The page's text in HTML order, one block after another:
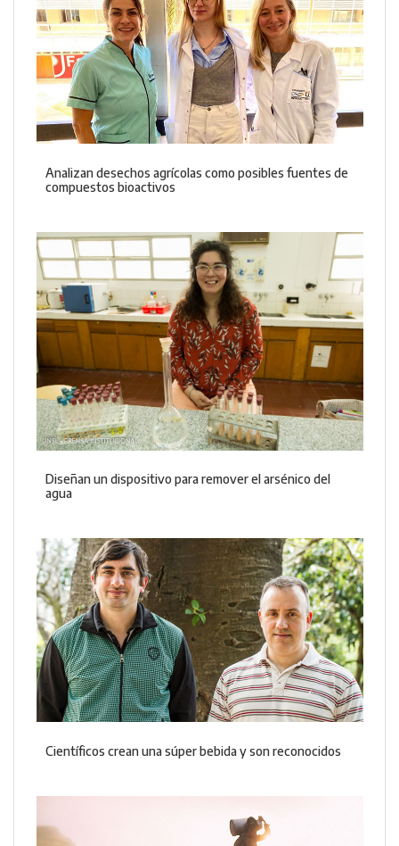
Analizan desechos agrícolas como posibles fuentes de
compuestos bioactivos
Diseñan un dispositivo para remover el arsénico del
agua
Científicos crean una súper bebida y son reconocidos